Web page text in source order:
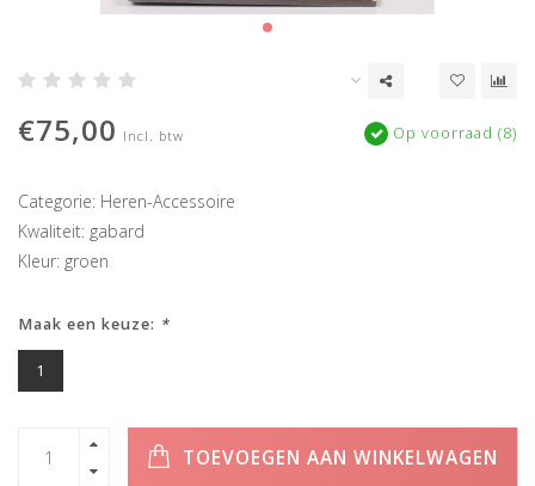
€75,00 Incl. btw Op voorraad (8)
Categorie: Heren-Accessoire
Kwaliteit: gabard
Kleur: groen
Maak een keuze: *
1
TOEVOEGEN AAN WINKELWAGEN